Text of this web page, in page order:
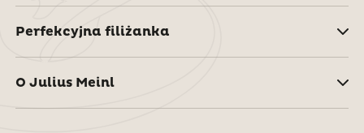
Perfekcyjna filiżanka
O Julius Meinl